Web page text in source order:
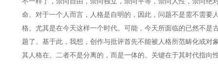
命。对于一个人而言，人格是自明的，因此，问题不是需不需要
格。尤其是在今天这样一个时代。可能，今天所面临的已然不是
题了。基于此，我想，创作与批评首先不能被人格所范畴化或对
其人格在。二者不是分离的，而是一体的。关键在于其时代指向